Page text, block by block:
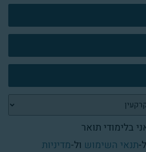
בלימודי תואר
תנאי השימוש ול-מדיניות